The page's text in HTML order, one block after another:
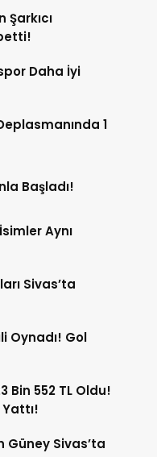
Daha İyi
1
Başladı!
Aynı
Sivas’ta
Oynadı! Gol
Bin 552 TL Oldu!
Güney Sivas’ta